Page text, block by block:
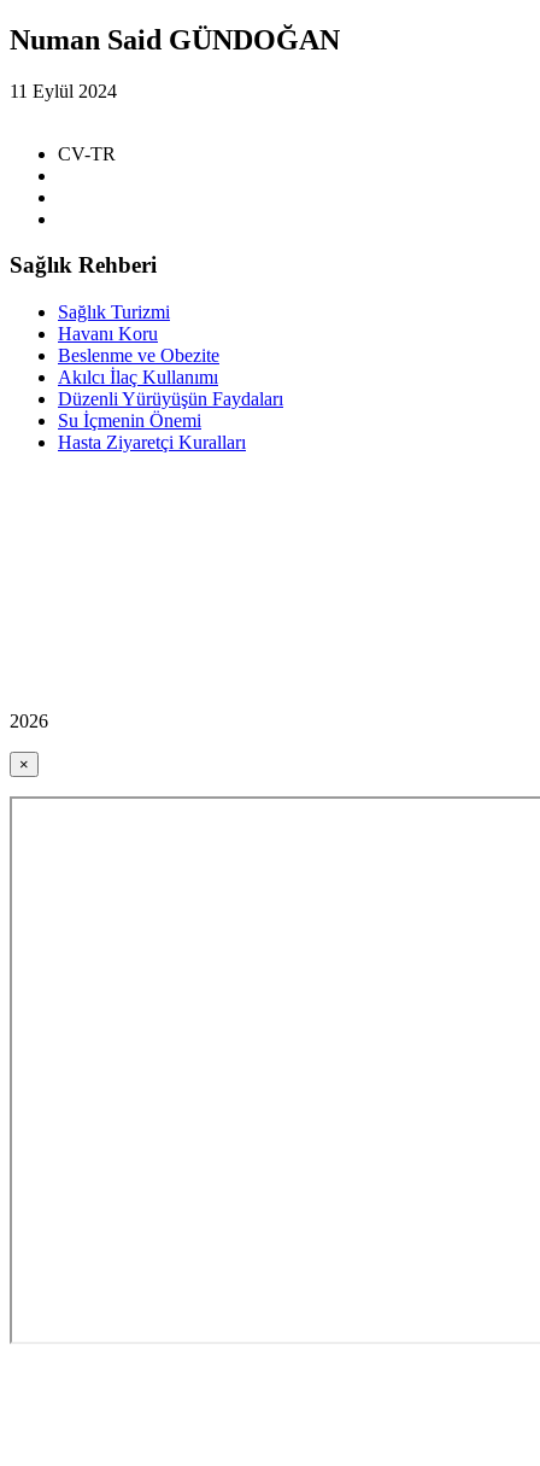
Numan Said GÜNDOĞAN
11 Eylül 2024
CV-TR
Sağlık Rehberi
Sağlık Turizmi
Havanı Koru
Beslenme ve Obezite
Akılcı İlaç Kullanımı
Düzenli Yürüyüşün Faydaları
Su İçmenin Önemi
Hasta Ziyaretçi Kuralları
2026
×